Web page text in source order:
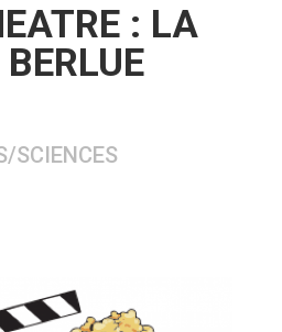
: LA
BERLUE
SCIENCES